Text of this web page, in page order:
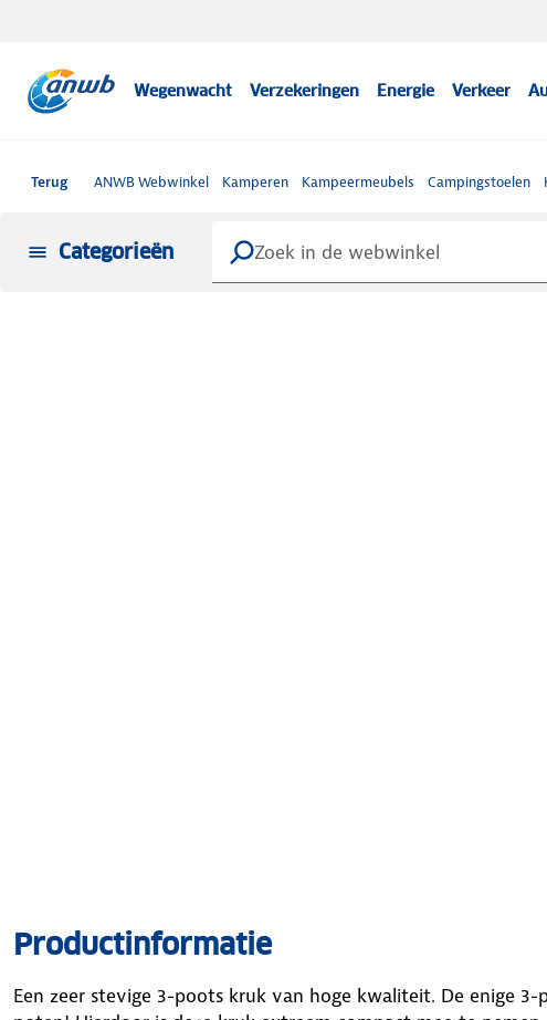
Wegenwacht Verzekeringen Energie Verkeer
Terug ANWB Webwinkel Kamperen Kampeermeubels Campingstoelen
Categorieën
Productinformatie
Een zeer stevige 3-poots kruk van hoge kwaliteit. De enige